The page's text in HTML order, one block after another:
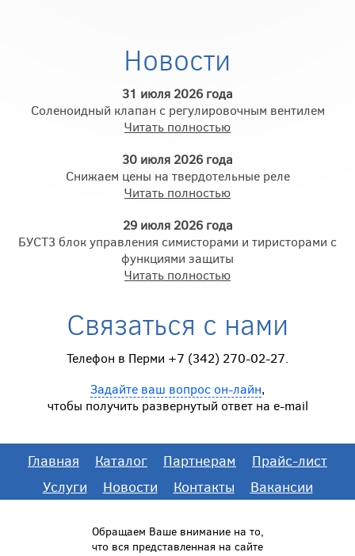
Новости
31 июля 2026 года
Соленоидный клапан с регулировочным вентилем
Читать полностью
30 июля 2026 года
Снижаем цены на твердотельные реле
Читать полностью
29 июля 2026 года
БУСТ3 блок управления симисторами и тиристорами с
функциями защиты
Читать полностью
Связаться с нами
Телефон в Перми +7 (342) 270-02-27.
Задайте ваш вопрос он-лайн,
чтобы получить развернутый ответ на e-mail
Главная Каталог Партнерам
Прайс-лист
Услуги
Новости Контакты Вакансии
Обращаем Ваше внимание на то,
что вся представленная на сайте